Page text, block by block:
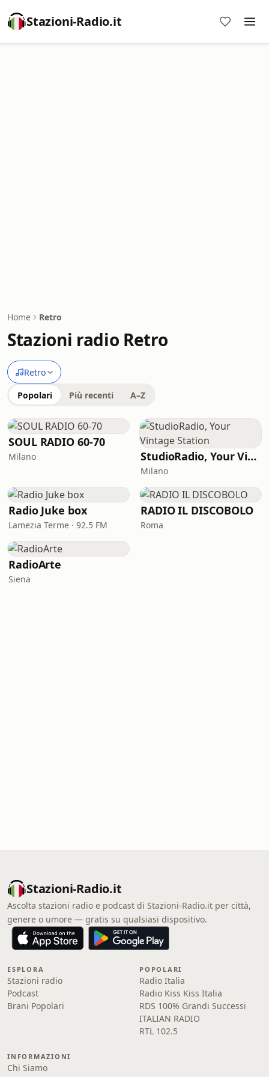
Stazioni-Radio.it
Home Retro
Stazioni radio Retro
Retro
Popolari Più recenti A–Z
SOUL RADIO 60-70
Milano StudioRadio, Your Vintage Station
Milano
Radio Juke box
Lamezia Terme · 92.5 FM
RADIO IL DISCOBOLO
Roma
RadioArte
Siena
Stazioni-Radio.it
Ascolta stazioni radio e podcast di Stazioni-Radio.it per città,
genere o umore — gratis su qualsiasi dispositivo.
ESPLORA
Stazioni radio
Podcast
Brani Popolari
POPOLARI
Radio Italia
Radio Kiss Kiss Italia
RDS 100% Grandi Successi
ITALIAN RADIO
RTL 102.5
INFORMAZIONI
Chi Siamo